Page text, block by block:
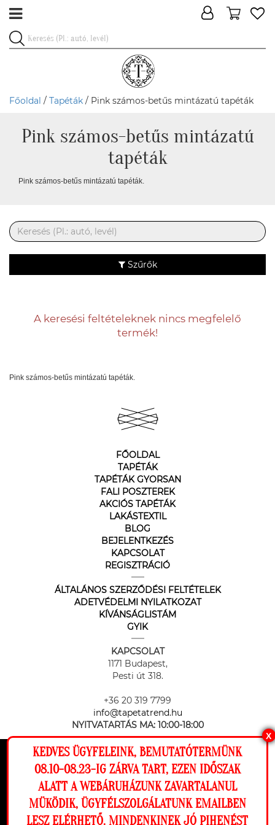
Ez a weboldal cookie-kat használ, hogy a
lehető legjobb élményt nyújtsa honlapunkon.
Beállítások
Főoldal / Tapéták / Pink számos-betűs mintázatú tapéták
Pink számos-betűs mintázatú
tapéták
Pink számos-betűs mintázatú tapéták.
Szűrők
A keresési feltételeknek nincs megfelelő
termék!
Pink számos-betűs mintázatú tapéták.
FŐOLDAL
TAPÉTÁK
TAPÉTÁK GYORSAN
FALI POSZTEREK
AKCIÓS TAPÉTÁK
LAKÁSTEXTIL
BLOG
BEJELENTKEZÉS
KAPCSOLAT
REGISZTRÁCIÓ
ÁLTALÁNOS SZERZŐDÉSI FELTÉTELEK
ADETVÉDELMI NYILATKOZAT
KÍVÁNSÁGLISTÁM
GYIK
KAPCSOLAT
1171 Budapest,
Pesti út 318.
+36 20 319 7799
info@tapetatrend.hu
NYITVATARTÁS MA: 10:00-18:00
Az online fizetést a Barion Payment Zrt. biztosítja, MNB engedély
száma: H-EN-I-1064/2013
X
KEDVES ÜGYFELEINK, BEMUTATÓTERMÜNK
08.10-08.23-IG ZÁRVA TART, EZEN IDŐSZAK
ALATT A WEBÁRUHÁZUNK ZAVARTALANUL
MÜKÖDIK, ÜGYFÉLSZOLGÁLATUNK EMAILBEN
LESZ ELÉRHETŐ. MINDENKINEK JÓ PIHENÉST